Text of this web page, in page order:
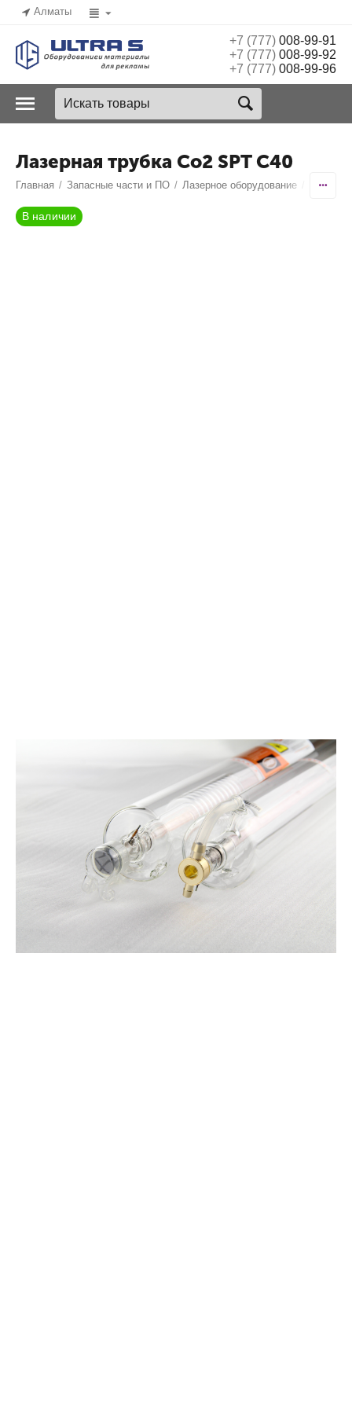
Алматы
+7 (777)008-99-91
+7 (777)008-99-92
+7 (777)008-99-96
Лазерная трубка Co2 SPT C40
Главная / Запасные части и ПО / Лазерное оборудование
В наличии